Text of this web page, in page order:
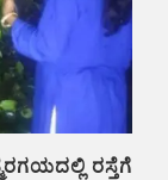
ರಸ್ತೆಗೆ